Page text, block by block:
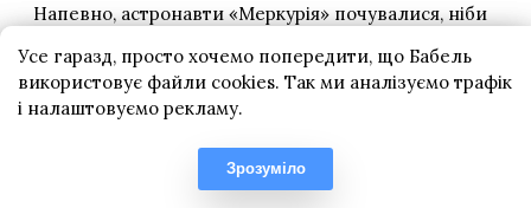
Усе гаразд, просто хочемо попередити, що Бабель
використовує файли cookies. Так ми аналізуємо трафік
і налаштовуємо рекламу.
Зрозуміло